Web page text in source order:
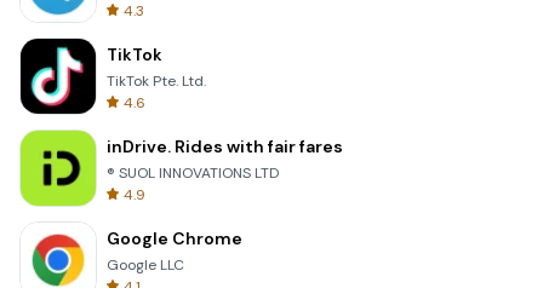
4.3
TikTok
TikTok Pte. Ltd.
4.6
inDrive. Rides with fair fares
® SUOL INNOVATIONS LTD
4.9
Google Chrome
Google LLC